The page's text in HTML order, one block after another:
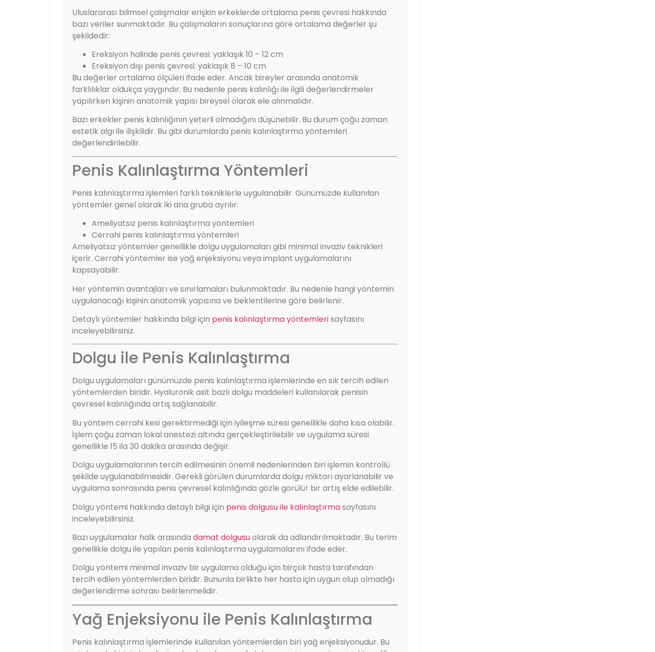
Uluslararası bilimsel çalışmalar erişkin erkeklerde ortalama penis çevresi hakkında
bazı veriler sunmaktadır. Bu çalışmaların sonuçlarına göre ortalama değerler şu
şekildedir:
Ereksiyon halinde penis çevresi: yaklaşık 10 – 12 cm
Ereksiyon dışı penis çevresi: yaklaşık 8 – 10 cm
Bu değerler ortalama ölçüleri ifade eder. Ancak bireyler arasında anatomik
farklılıklar oldukça yaygındır. Bu nedenle penis kalınlığı ile ilgili değerlendirmeler
yapılırken kişinin anatomik yapısı bireysel olarak ele alınmalıdır.
Bazı erkekler penis kalınlığının yeterli olmadığını düşünebilir. Bu durum çoğu zaman
estetik algı ile ilişkilidir. Bu gibi durumlarda penis kalınlaştırma yöntemleri
değerlendirilebilir.
Penis Kalınlaştırma Yöntemleri
Penis kalınlaştırma işlemleri farklı tekniklerle uygulanabilir. Günümüzde kullanılan
yöntemler genel olarak iki ana gruba ayrılır:
Ameliyatsız penis kalınlaştırma yöntemleri
Cerrahi penis kalınlaştırma yöntemleri
Ameliyatsız yöntemler genellikle dolgu uygulamaları gibi minimal invaziv teknikleri
içerir. Cerrahi yöntemler ise yağ enjeksiyonu veya implant uygulamalarını
kapsayabilir.
Her yöntemin avantajları ve sınırlamaları bulunmaktadır. Bu nedenle hangi yöntemin
uygulanacağı kişinin anatomik yapısına ve beklentilerine göre belirlenir.
Detaylı yöntemler hakkında bilgi için penis kalınlaştırma yöntemlerisayfasını
inceleyebilirsiniz.
Dolgu ile Penis Kalınlaştırma
Dolgu uygulamaları günümüzde penis kalınlaştırma işlemlerinde en sık tercih edilen
yöntemlerden biridir. Hyaluronik asit bazlı dolgu maddeleri kullanılarak penisin
çevresel kalınlığında artış sağlanabilir.
Bu yöntem cerrahi kesi gerektirmediği için iyileşme süresi genellikle daha kısa olabilir.
İşlem çoğu zaman lokal anestezi altında gerçekleştirilebilir ve uygulama süresi
genellikle 15 ila 30 dakika arasında değişir.
Dolgu uygulamalarının tercih edilmesinin önemli nedenlerinden biri işlemin kontrollü
şekilde uygulanabilmesidir. Gerekli görülen durumlarda dolgu miktarı ayarlanabilir ve
uygulama sonrasında penis çevresel kalınlığında gözle görülür bir artış elde edilebilir.
Dolgu yöntemi hakkında detaylı bilgi için penis dolgusu ile kalınlaştırmasayfasını
inceleyebilirsiniz.
Bazı uygulamalar halk arasında damat dolgusuolarak da adlandırılmaktadır. Bu terim
genellikle dolgu ile yapılan penis kalınlaştırma uygulamalarını ifade eder.
Dolgu yöntemi minimal invaziv bir uygulama olduğu için birçok hasta tarafından
tercih edilen yöntemlerden biridir. Bununla birlikte her hasta için uygun olup olmadığı
değerlendirme sonrası belirlenmelidir.
Yağ Enjeksiyonu ile Penis Kalınlaştırma
Penis kalınlaştırma işlemlerinde kullanılan yöntemlerden biri yağ enjeksiyonudur. Bu